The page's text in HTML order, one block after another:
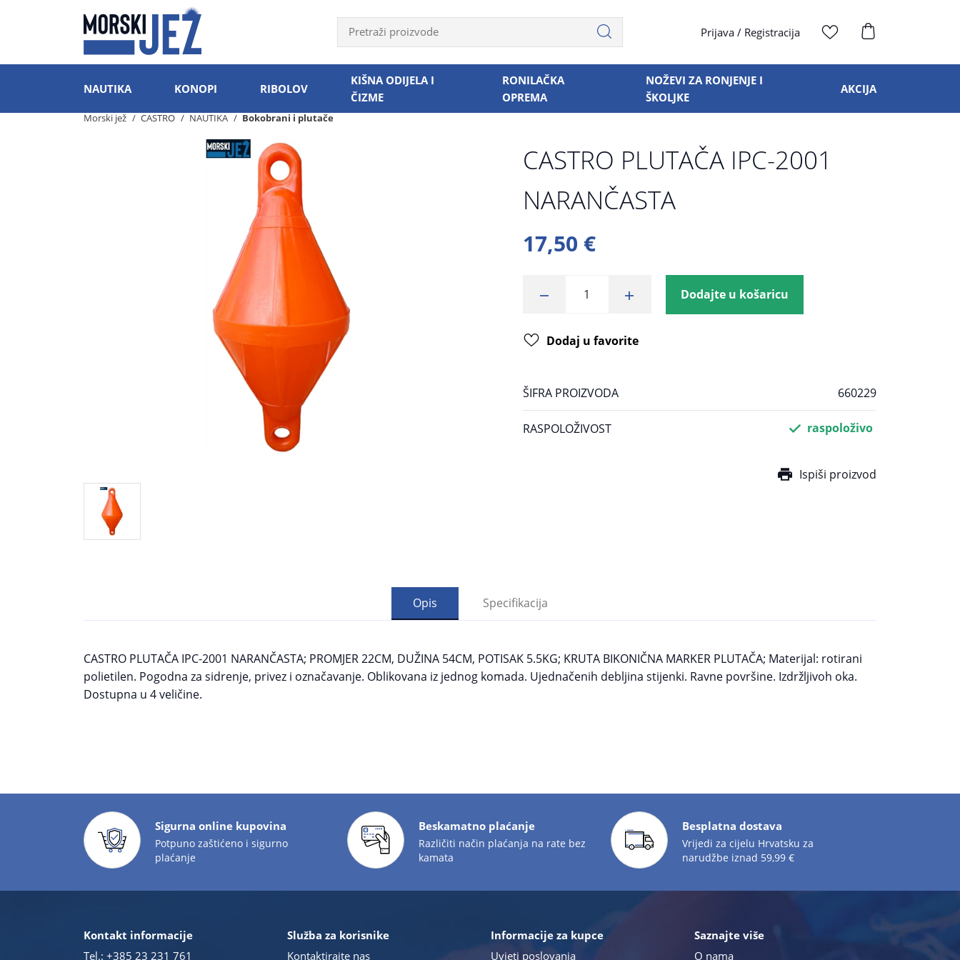
Prijava / Registracija
NAUTIKA KONOPI RIBOLOV
KIŠNA ODIJELA I
ČIZME
RONILAČKA
OPREMA
NOŽEVI ZA RONJENJE I
ŠKOLJKE
AKCIJA
Morski jež CASTRO NAUTIKA Bokobrani i plutače
CASTRO PLUTAČA IPC-2001
NARANČASTA
17,50 €
Dodajte u košaricu
Dodaj u favorite
ŠIFRA PROIZVODA 660229
RASPOLOŽIVOST raspoloživo
Ispiši proizvod
Opis Specifikacija
CASTRO PLUTAČA IPC-2001 NARANČASTA; PROMJER 22CM, DUŽINA 54CM, POTISAK 5.5KG; KRUTA BIKONIČNA MARKER PLUTAČA; Materijal: rotirani
polietilen. Pogodna za sidrenje, privez i označavanje. Oblikovana iz jednog komada. Ujednačenih debljina stijenki. Ravne površine. Izdržljivoh oka.
Dostupna u 4 veličine.
Sigurna online kupovina
Potpuno zaštićeno i sigurno
plaćanje
Beskamatno plaćanje
Različiti način plaćanja na rate bez
kamata
Besplatna dostava
Vrijedi za cijelu Hrvatsku za
narudžbe iznad 59,99 €
Kontakt informacije
Tel.: +385 23 231 761
Služba za korisnike
Kontaktirajte nas
Informacije za kupce
Uvjeti poslovanja
Saznajte više
O nama